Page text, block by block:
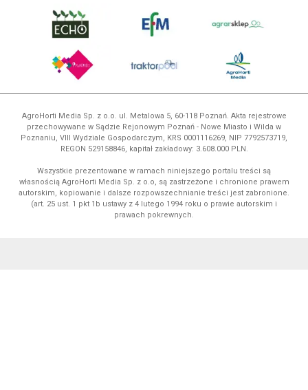
AgroHorti Media Sp. z o.o. ul. Metalowa 5, 60-118 Poznań. Akta rejestrowe
przechowywane w Sądzie Rejonowym Poznań - Nowe Miasto i Wilda w
Poznaniu, VIII Wydziale Gospodarczym, KRS 0001116269, NIP 7792573719,
REGON 529158846, kapitał zakładowy: 3.608.000 PLN.
Wszystkie prezentowane w ramach niniejszego portalu treści są
własnością AgroHorti Media Sp. z o.o, są zastrzeżone i chronione prawem
autorskim, kopiowanie i dalsze rozpowszechnianie treści jest zabronione.
(art. 25 ust. 1 pkt 1b ustawy z 4 lutego 1994 roku o prawie autorskim i
prawach pokrewnych.